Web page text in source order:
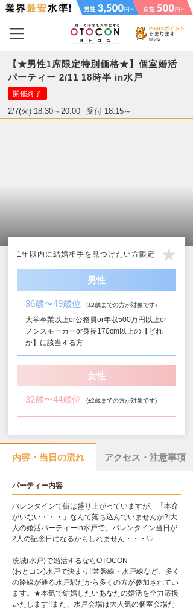
【★男性1席限定特別価格★】個室婚活
パーティー 2/11 18時半 in水戸
開催終了
2/7(火) 18:30～20:00 受付 18:15～
1年以内に結婚相手を見つけたい方限定
男性
36歳〜49歳位 (±2歳までの方が対象です)
大学卒業以上or公務員or年収500万円以上or
ノンスモーカーor身長170cm以上の【どれ
か】に該当する方
女性
32歳〜44歳位 (±2歳までの方が対象です)
内容・当日の流れ アクセス・注意事項
パーティー内容
バレンタインで街は盛り上がっていますが、「本命
がいない・・・」なんて落ち込んでいませんか?!大
人の婚活パーティーin水戸で、バレンタイン当日が
2人の記念日になるかもしれません・・・♡
茨城(水戸)で婚活するならOTOCON
(おとコン)水戸で決まり!!常磐線・水戸線など、多く
の路線が通る水戸駅だから多くの方が参加されてい
ます。★本気で結婚したいあなたの婚活を全力応援
いたします!!また、水戸会場は大人気の個室会場だ